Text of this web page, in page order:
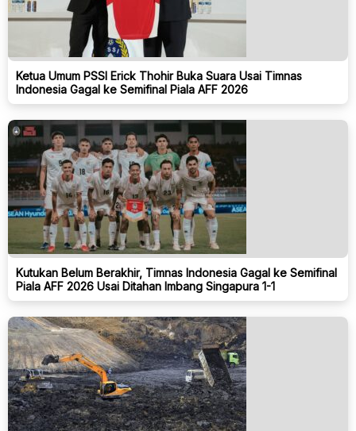
Ketua Umum PSSI Erick Thohir Buka Suara Usai Timnas
Indonesia Gagal ke Semifinal Piala AFF 2026
Kutukan Belum Berakhir, Timnas Indonesia Gagal ke Semifinal
Piala AFF 2026 Usai Ditahan Imbang Singapura 1-1